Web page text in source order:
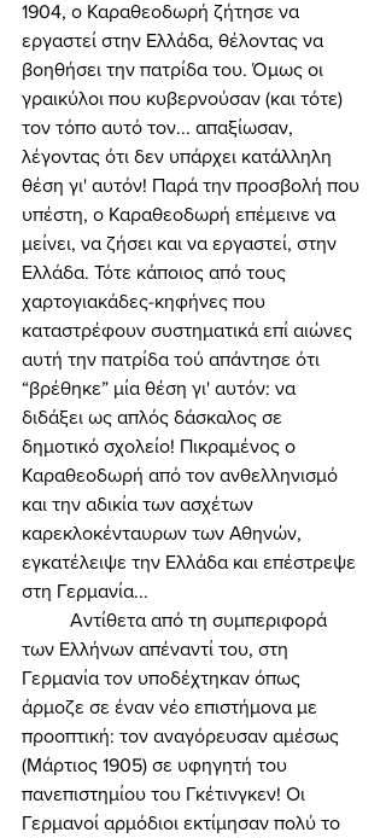
1904, ο Καραθεοδωρή ζήτησε να
εργαστεί στην Ελλάδα, θέλοντας να
βοηθήσει την πατρίδα του. Όμως οι
γραικύλοι που κυβερνούσαν (και τότε)
τον τόπο αυτό τον... απαξίωσαν,
λέγοντας ότι δεν υπάρχει κατάλληλη
θέση γι' αυτόν! Παρά την προσβολή που
υπέστη, ο Καραθεοδωρή επέμεινε να
μείνει, να ζήσει και να εργαστεί, στην
Ελλάδα. Τότε κάποιος από τους
χαρτογιακάδες-κηφήνες που
καταστρέφουν συστηματικά επί αιώνες
αυτή την πατρίδα τού απάντησε ότι
“βρέθηκε” μία θέση γι' αυτόν: να
διδάξει ως απλός δάσκαλος σε
δημοτικό σχολείο! Πικραμένος ο
Καραθεοδωρή από τον ανθελληνισμό
και την αδικία των ασχέτων
καρεκλοκένταυρων των Αθηνών,
εγκατέλειψε την Ελλάδα και επέστρεψε
στη Γερμανία...
των Ελλήνων απέναντί του, στη
Γερμανία τον υποδέχτηκαν όπως
άρμοζε σε έναν νέο επιστήμονα με
προοπτική: τον αναγόρευσαν αμέσως
(Μάρτιος 1905) σε υφηγητή του
πανεπιστημίου του Γκέτινγκεν! Οι
Γερμανοί αρμόδιοι εκτίμησαν πολύ το